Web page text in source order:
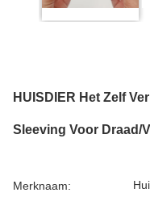
HUISDIER Het Zelf
Sleeving Voor Draad/
Merknaam: